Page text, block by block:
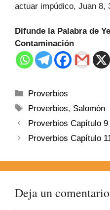
actuar impúdico, Juan 8,
Difunde la Palabra de
Contaminación
Proverbios
Proverbios, Salomón
Proverbios Capítulo 9
Proverbios Capítulo
Deja un comentario